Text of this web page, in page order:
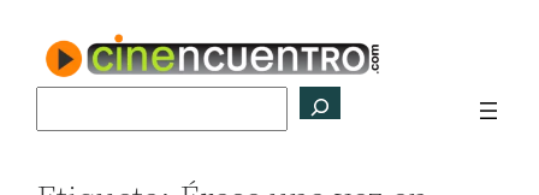
contenido